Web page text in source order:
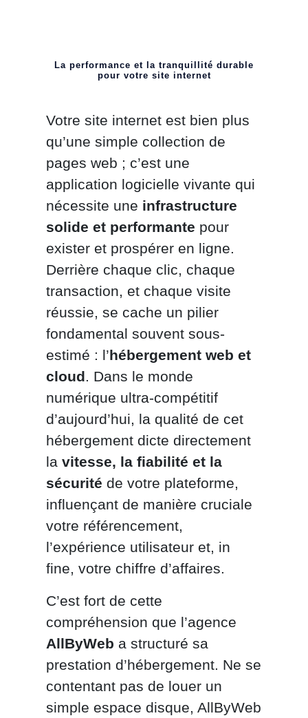
La performance et la tranquillité durable
pour votre site internet
Votre site internet est bien plus
qu’une simple collection de
pages web ; c’est une
application logicielle vivante qui
nécessite une infrastructure
solide et performante pour
exister et prospérer en ligne.
Derrière chaque clic, chaque
transaction, et chaque visite
réussie, se cache un pilier
fondamental souvent sous-
estimé : l’hébergement web et
cloud . Dans le monde
numérique ultra-compétitif
d’aujourd’hui, la qualité de cet
hébergement dicte directement
lavitesse, la fiabilité et la
sécurité de votre plateforme,
influençant de manière cruciale
votre référencement,
l’expérience utilisateur et, in
fine, votre chiffre d’affaires.
C’est fort de cette
compréhension que l’agence
AllByWeb a structuré sa
prestation d’hébergement. Ne se
contentant pas de louer un
simple espace disque, AllByWeb